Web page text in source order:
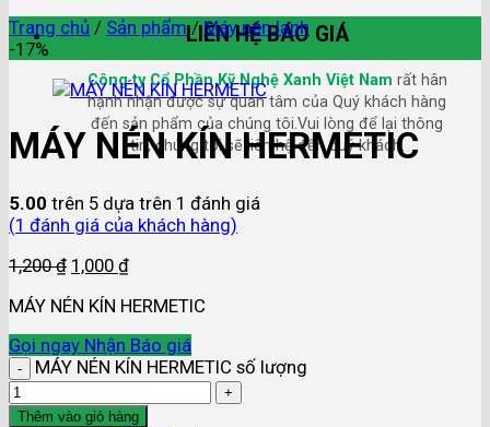
LIÊN HỆ BÁO GIÁ
Công ty Cổ Phần Kỹ Nghệ Xanh Việt Nam rất hân
hạnh nhận được sự quan tâm của Quý khách hàng
đến sản phẩm của chúng tôi.Vui lòng để lại thông
tin, chúng tôi sẽ liên hệ đến quý khách.
Trang chủ / Sản phẩm / Máy nén lạnh
-17%
MÁY NÉN KÍN HERMETIC
5.00 trên 5 dựa trên 1 đánh giá
(1 đánh giá của khách hàng)
1,200₫ 1,000 ₫
MÁY NÉN KÍN HERMETIC
Gọi ngay Nhận Báo giá
MÁY NÉN KÍN HERMETIC số lượng
Thêm vào giỏ hàng